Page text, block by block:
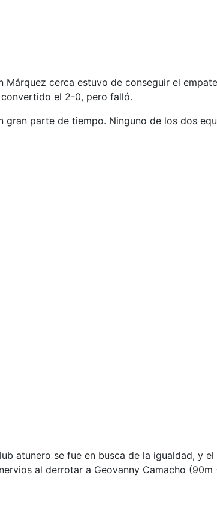
Márquez cerca estuvo de conseguir el
el 2-0, pero falló.
parte de tiempo. Ninguno de los dos
atunero se fue en busca de la igualdad, y
al derrotar a Geovanny Camacho